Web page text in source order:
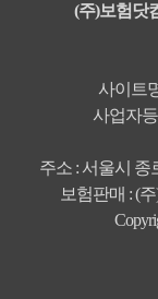
(주)보험닷
사이트
사업자등
주소 : 서울시 종
보험판매 : (